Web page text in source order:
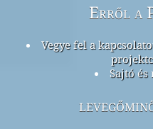
Erről a
Vegye fel a
Sajtó